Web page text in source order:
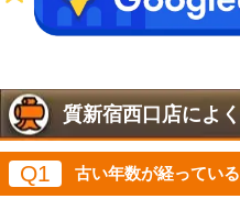
質新宿西口店によ
Q1 古い年数が経ってい